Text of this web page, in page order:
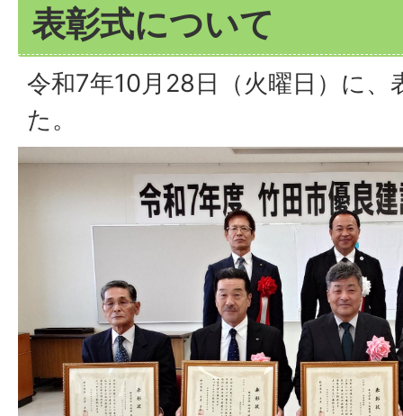
表彰式について
令和7年10月28日（火曜日）に、
た。